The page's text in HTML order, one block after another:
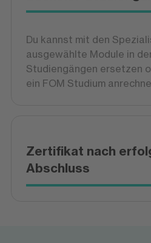
Du kannst mit den
ausgewählte Module in
Studiengängen ersetzen
ein FOM Studium
Zertifikat nach
Abschluss